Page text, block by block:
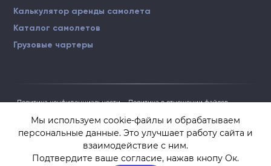
Калькулятор аренды самолета
Каталог самолетов
Грузовые чартеры
Политика конфиденциальности
Политика в отношении файлов
cookies
Мы используем cookie-файлы и обрабатываем
персональные данные. Это улучшает работу сайта и
взаимодействие с ним.
Подтвердите ваше согласие, нажав кнопу Ок.